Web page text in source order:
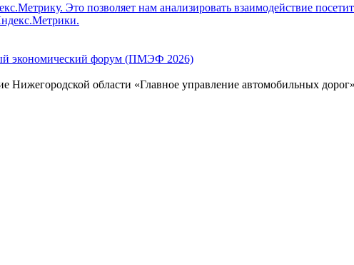
Это позволяет нам анализировать взаимодействие
экономический форум (ПМЭФ 2026)
Нижегородской области «Главное управление автомобильных дорог»